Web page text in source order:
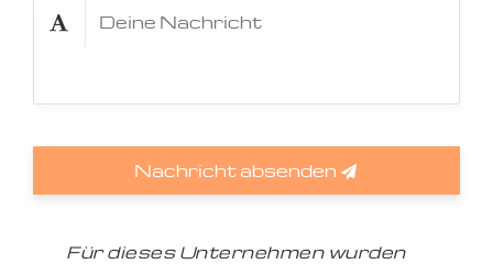
Nachricht absenden
Für dieses Unternehmen wurden